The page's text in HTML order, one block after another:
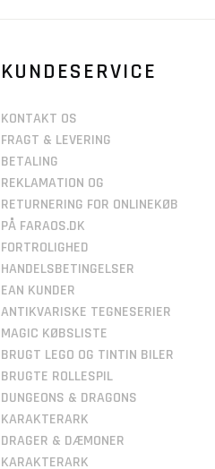
KUNDESERVICE
KONTAKT OS
FRAGT & LEVERING
BETALING
REKLAMATION OG
RETURNERING FOR ONLINEKØB
PÅ FARAOS.DK
FORTROLIGHED
HANDELSBETINGELSER
EAN KUNDER
ANTIKVARISKE TEGNESERIER
MAGIC KØBSLISTE
BRUGT LEGO OG TINTIN BILER
BRUGTE ROLLESPIL
DUNGEONS & DRAGONS
KARAKTERARK
DRAGER & DÆMONER
KARAKTERARK